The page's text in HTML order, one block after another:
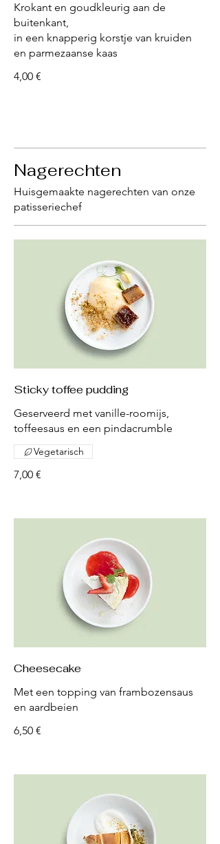
Krokant en goudkleurig aan de
buitenkant,
in een knapperig korstje van kruiden
en parmezaanse kaas
4,00 €
Nagerechten
Huisgemaakte nagerechten van onze
patisseriechef
Sticky toffee pudding
Geserveerd met vanille-roomijs,
toffeesaus en een pindacrumble
7,00 €
Vegetarisch
Cheesecake
Met een topping van frambozensaus
en aardbeien
6,50 €